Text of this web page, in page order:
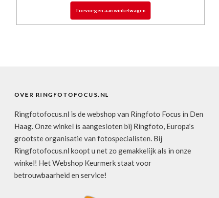
Toevoegen aan winkelwagen
OVER RINGFOTOFOCUS.NL
Ringfotofocus.nl is de webshop van Ringfoto Focus in Den
Haag. Onze winkel is aangesloten bij Ringfoto, Europa's
grootste organisatie van fotospecialisten. Bij
Ringfotofocus.nl koopt u net zo gemakkelijk als in onze
winkel! Het Webshop Keurmerk staat voor
betrouwbaarheid en service!